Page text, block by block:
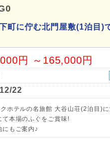
町に佇む北門屋敷(1泊目)
円 ～165,000円
22
ホテルの名旅館 大谷山荘(2泊目)
本場のふぐをご賞味!
もご案内♪